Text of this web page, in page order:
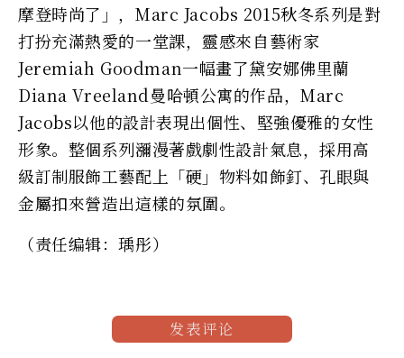
摩登時尚了」，Marc Jacobs 2015秋冬系列是對
打扮充滿熱愛的一堂課，靈感來自藝術家
Jeremiah Goodman一幅畫了黛安娜佛里蘭
Diana Vreeland曼哈頓公寓的作品，Marc
Jacobs以他的設計表現出個性、堅強優雅的女性
形象。整個系列瀰漫著戲劇性設計氣息，採用高
級訂制服飾工藝配上「硬」物料如飾釘、孔眼與
金屬扣來營造出這樣的氛圍。
（责任编辑：瑀彤）
发表评论